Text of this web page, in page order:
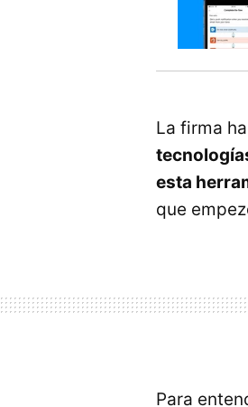
La firma
esta
que
Para